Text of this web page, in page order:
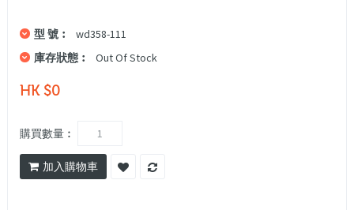
型 號︰
wd358-111
庫存狀態︰
Out Of Stock
HK $0
購買數量︰
加入購物車